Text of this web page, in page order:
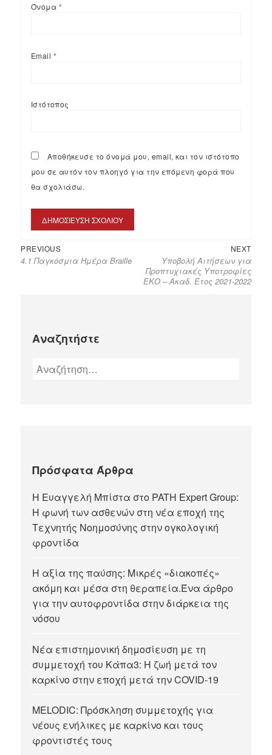
Όνομα *
Email *
Ιστότοπος
Αποθήκευσε το όνομά μου, email, και τον ιστότοπο
μου σε αυτόν τον πλοηγό για την επόμενη φορά που
θα σχολιάσω.
PREVIOUS
4.1 Παγκόσμια Ημέρα Braille
NEXT
Υποβολή Αιτήσεων για
Προπτυχιακές Υποτροφίες
ΕΚΟ – Ακαδ. Έτος 2021-2022
Αναζητήστε
Πρόσφατα Άρθρα
Η Ευαγγελή Μπίστα στο PATH Expert Group:
Η φωνή των ασθενών στη νέα εποχή της
Τεχνητής Νοημοσύνης στην ογκολογική
φροντίδα
Η αξία της παύσης: Μικρές «διακοπές»
ακόμη και μέσα στη θεραπεία.Ένα άρθρο
για την αυτοφροντίδα στην διάρκεια της
νόσου
Νέα επιστημονική δημοσίευση με τη
συμμετοχή του Κάπα3: Η ζωή μετά τον
καρκίνο στην εποχή μετά την COVID-19
MELODIC: Πρόσκληση συμμετοχής για
νέους ενήλικες με καρκίνο και τους
φροντιστές τους